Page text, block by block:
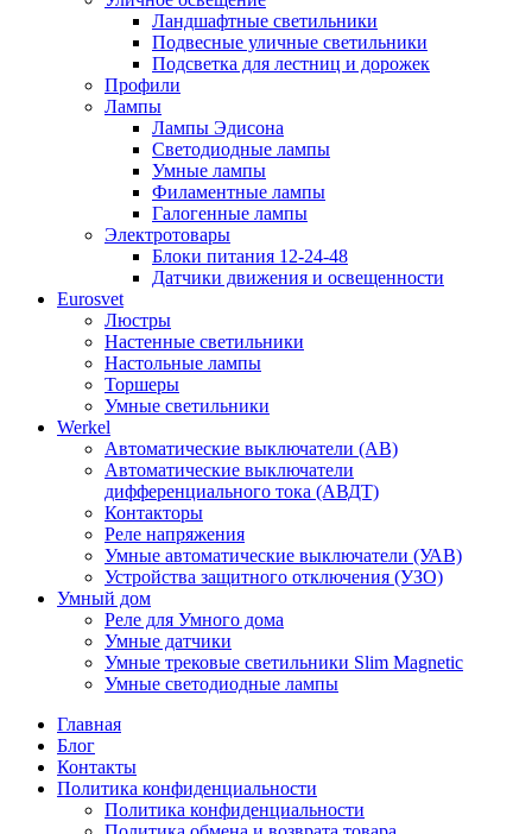
Ландшафтные светильники
Подвесные уличные светильники
Подсветка для лестниц и дорожек
Профили
Лампы
Лампы Эдисона
Светодиодные лампы
Умные лампы
Филаментные лампы
Галогенные лампы
Электротовары
Блоки питания 12-24-48
Датчики движения и освещенности
Eurosvet
Люстры
Настенные светильники
Настольные лампы
Торшеры
Умные светильники
Werkel
Автоматические выключатели (АВ)
Автоматические выключатели
дифференциального тока (АВДТ)
Контакторы
Реле напряжения
Умные автоматические выключатели (УАВ)
Устройства защитного отключения (УЗО)
Умный дом
Реле для Умного дома
Умные датчики
Умные трековые светильники Slim Magnetic
Умные светодиодные лампы
Главная
Блог
Контакты
Политика конфиденциальности
Политика конфиденциальности